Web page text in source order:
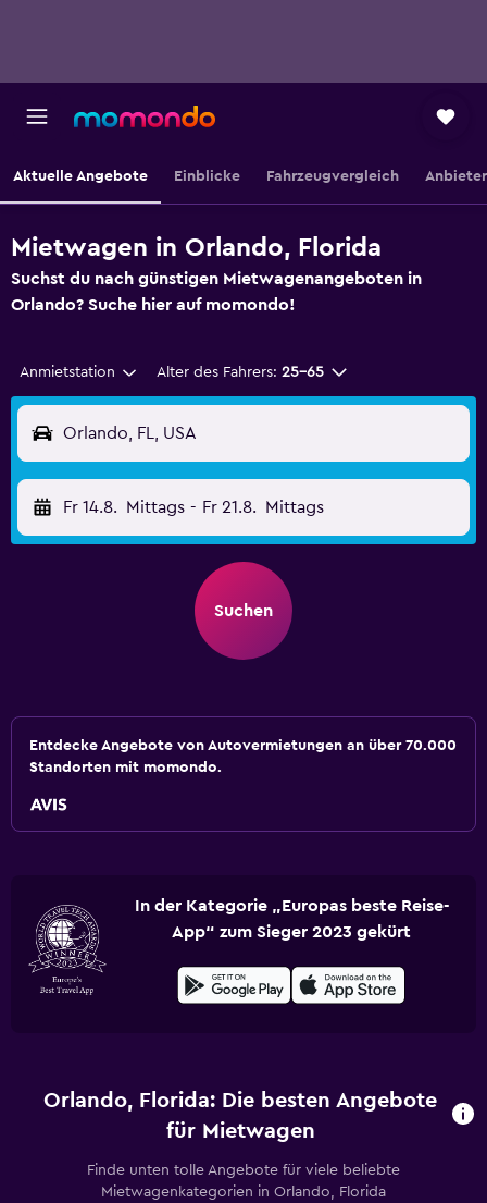
Aktuelle Angebote Einblicke Fahrzeugvergleich
Mietwagen in Orlando, Florida
Suchst du nach günstigen Mietwagenangeboten in
Orlando? Suche hier auf momondo!
Anmietstation Alter des Fahrers: 25-65
Orlando, FL, USA
Fr 14.8. Mittags - Fr 21.8. Mittags
Suchen
Entdecke Angebote von Autovermietungen an über 70.000
Standorten mit momondo.
In der Kategorie „Europas beste Reise-
App“ zum Sieger 2023 gekürt
Orlando, Florida: Die besten Angebote
für Mietwagen
Finde unten tolle Angebote für viele beliebte
Mietwagenkategorien in Orlando, Florida